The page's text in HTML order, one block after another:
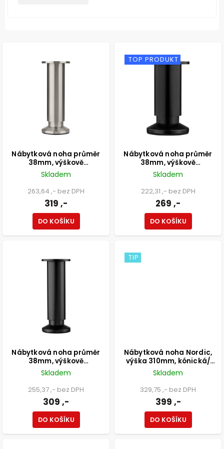
Nábytková noha průměr
38mm, výškově
nastavitelná 150-165mm,
250kg, broušený nikl
Skladem
263,64 ,- bez DPH
319 ,-
DO KOŠÍKU
TOP PRODUKT
Nábytková noha průměr
38mm, výškově
nastavitelná 100-115mm,
250kg, matná černá
Skladem
222,31 ,- bez DPH
269 ,-
DO KOŠÍKU
Nábytková noha průměr
38mm, výškově
nastavitelná 150-165mm,
250kg, matná černá
Skladem
255,37 ,- bez DPH
309 ,-
DO KOŠÍKU
TIP
Nábytková noha Nordic,
výška 310mm, kónická/
šikmá, buk lakovaný
Skladem
329,75 ,- bez DPH
399 ,-
DO KOŠÍKU